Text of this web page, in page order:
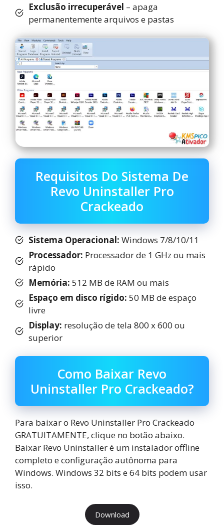
Exclusão irrecuperável – apaga
permanentemente arquivos e pastas
Requisitos Do Sistema De
Revo Uninstaller Pro
Crackeado
Sistema Operacional: Windows 7/8/10/11
Processador: Processador de 1 GHz ou mais
rápido
Memória: 512 MB de RAM ou mais
Espaço em disco rígido: 50 MB de espaço
livre
Display: resolução de tela 800 x 600 ou
superior
Como Baixar Revo
Uninstaller Pro Crackeado?
Para baixar o Revo Uninstaller Pro Crackeado
GRATUITAMENTE, clique no botão abaixo.
Baixar Revo Uninstaller é um instalador offline
completo e configuração autônoma para
Windows. Windows 32 bits e 64 bits podem usar
isso.
Download